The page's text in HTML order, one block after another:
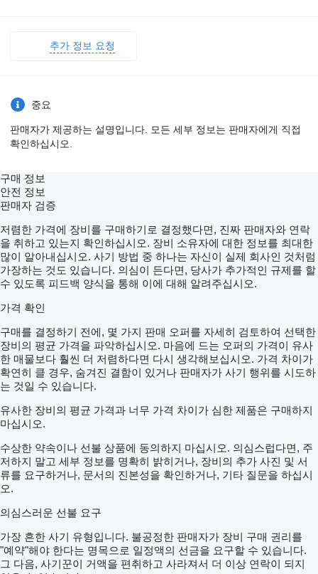
추가 정보 요청
중요
판매자가 제공하는 설명입니다. 모든 세부 정보는 판매자에게 직접
확인하십시오.
구매 정보
안전 정보
판매자 검증
저렴한 가격에 장비를 구매하기로 결정했다면, 진짜 판매자와 연락
을 취하고 있는지 확인하십시오. 장비 소유자에 대한 정보를 최대한
많이 알아내십시오. 사기 방법 중 하나는 자신이 실제 회사인 것처럼
가장하는 것도 있습니다. 의심이 든다면, 당사가 추가적인 규제를 할
수 있도록 피드백 양식을 통해 이에 대해 알려주십시오.
가격 확인
구매를 결정하기 전에, 몇 가지 판매 오퍼를 자세히 검토하여 선택한
장비의 평균 가격을 파악하십시오. 마음에 드는 오퍼의 가격이 유사
한 매물보다 훨씬 더 저렴하다면 다시 생각해보십시오. 가격 차이가
확연히 클 경우, 숨겨진 결함이 있거나 판매자가 사기 행위를 시도하
는 것일 수 있습니다.
유사한 장비의 평균 가격과 너무 가격 차이가 심한 제품은 구매하지
마십시오.
수상한 약속이나 선불 상품에 동의하지 마십시오. 의심스럽다면, 주
저하지 말고 세부 정보를 명확히 밝히거나, 장비의 추가 사진 및 서
류를 요구하거나, 문서의 진본성을 확인하거나, 기타 질문을 하십시
오.
의심스러운 선불 요구
가장 흔한 사기 유형입니다. 불공정한 판매자가 장비 구매 권리를
"예약"해야 한다는 명목으로 일정액의 선금을 요구할 수 있습니다.
그 다음, 사기꾼이 거액을 편취하고 사라져서 더 이상 연락이 되지